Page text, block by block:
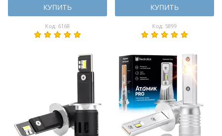
КУПИТЬ
Код: 6168
КУПИТЬ
Код: 5899